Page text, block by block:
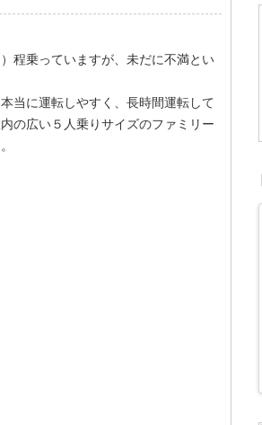
程乗っていますが、未だに不満とい
当に運転しやすく、長時間運転して
の広い５人乗りサイズのファミリー